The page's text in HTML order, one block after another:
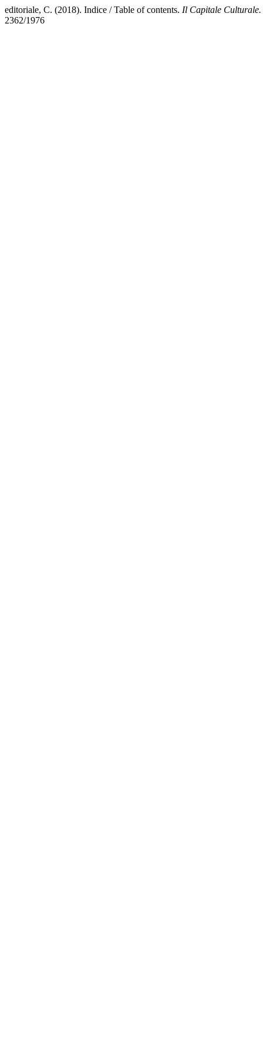
editoriale, C. (2018). Indice / Table of contents. Il Capitale Culturale.
2362/1976